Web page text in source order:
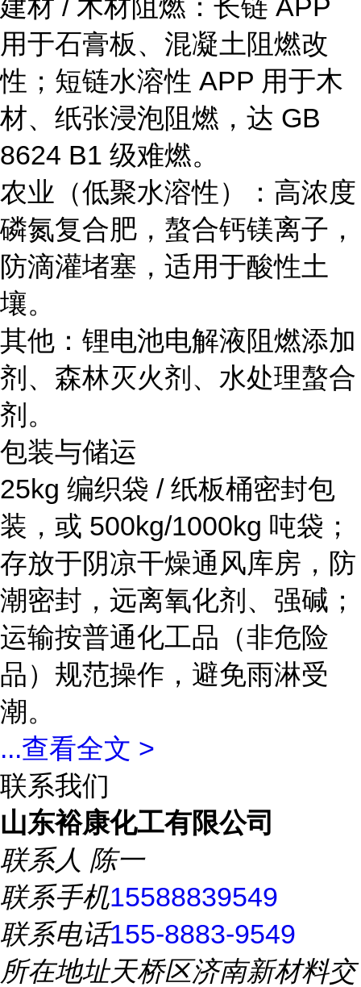
建材 / 木材阻燃：长链 APP
用于石膏板、混凝土阻燃改
性；短链水溶性 APP 用于木
材、纸张浸泡阻燃，达 GB
8624 B1 级难燃。
农业（低聚水溶性）：高浓度
磷氮复合肥，螯合钙镁离子，
防滴灌堵塞，适用于酸性土
壤。
其他：锂电池电解液阻燃添加
剂、森林灭火剂、水处理螯合
剂。
包装与储运
25kg 编织袋 / 纸板桶密封包
装，或 500kg/1000kg 吨袋；
存放于阴凉干燥通风库房，防
潮密封，远离氧化剂、强碱；
运输按普通化工品（非危险
品）规范操作，避免雨淋受
潮。
...查看全文 >
联系我们
山东裕康化工有限公司
联系人 陈一
联系手机15588839549
联系电话155-8883-9549
所在地址天桥区济南新材料交